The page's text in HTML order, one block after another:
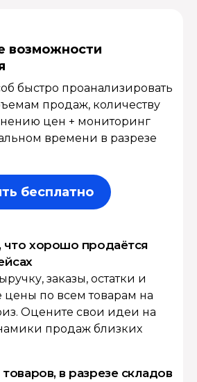
возмож­ности
быстро проанализировать
продаж, количеству
цен + мониторинг
времени в разрезе
бесплатно
что хорошо продаётся
заказы, остатки и
по всем товарам на
Оцените свои идеи на
продаж близких
в разрезе складов